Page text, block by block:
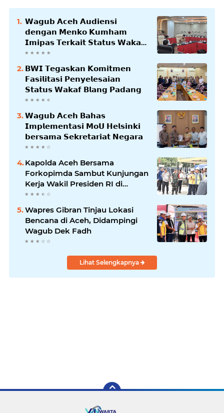
𝗪𝗮𝗴𝘂𝗯 𝗔𝗰𝗲𝗵 𝗔𝘂𝗱𝗶𝗲𝗻𝘀𝗶
𝗱𝗲𝗻𝗴𝗮𝗻 𝗠𝗲𝗻𝗸𝗼 𝗞𝘂𝗺𝗵𝗮𝗺
𝗜𝗺𝗶𝗽𝗮𝘀 𝗧𝗲𝗿𝗸𝗮𝗶𝘁 𝗦𝘁𝗮𝘁𝘂𝘀 𝗪𝗮𝗸𝗮𝗳
𝗕𝗹𝗮𝗻𝗴𝗽𝗮𝗱𝗮𝗻𝗴
𝗕𝗪𝗜 𝗧𝗲𝗴𝗮𝘀𝗸𝗮𝗻 𝗞𝗼𝗺𝗶𝘁𝗺𝗲𝗻
𝗙𝗮𝘀𝗶𝗹𝗶𝘁𝗮𝘀𝗶 𝗣𝗲𝗻𝘆𝗲𝗹𝗲𝘀𝗮𝗶𝗮𝗻
𝗦𝘁𝗮𝘁𝘂𝘀 𝗪𝗮𝗸𝗮𝗳 𝗕𝗹𝗮𝗻𝗴 𝗣𝗮𝗱𝗮𝗻𝗴
𝗪𝗮𝗴𝘂𝗯 𝗔𝗰𝗲𝗵 𝗕𝗮𝗵𝗮𝘀
𝗜𝗺𝗽𝗹𝗲𝗺𝗲𝗻𝘁𝗮𝘀𝗶 𝗠𝗼𝗨 𝗛𝗲𝗹𝘀𝗶𝗻𝗸𝗶
𝗯𝗲𝗿𝘀𝗮𝗺𝗮 𝗦𝗲𝗸𝗿𝗲𝘁𝗮𝗿𝗶𝗮𝘁 𝗡𝗲𝗴𝗮𝗿𝗮
Kapolda Aceh Bersama
Forkopimda Sambut Kunjungan
Kerja Wakil Presiden RI di
Kabupaten Bireuen
Wapres Gibran Tinjau Lokasi
Bencana di Aceh, Didampingi
Wagub Dek Fadh
Lihat Selengkapnya